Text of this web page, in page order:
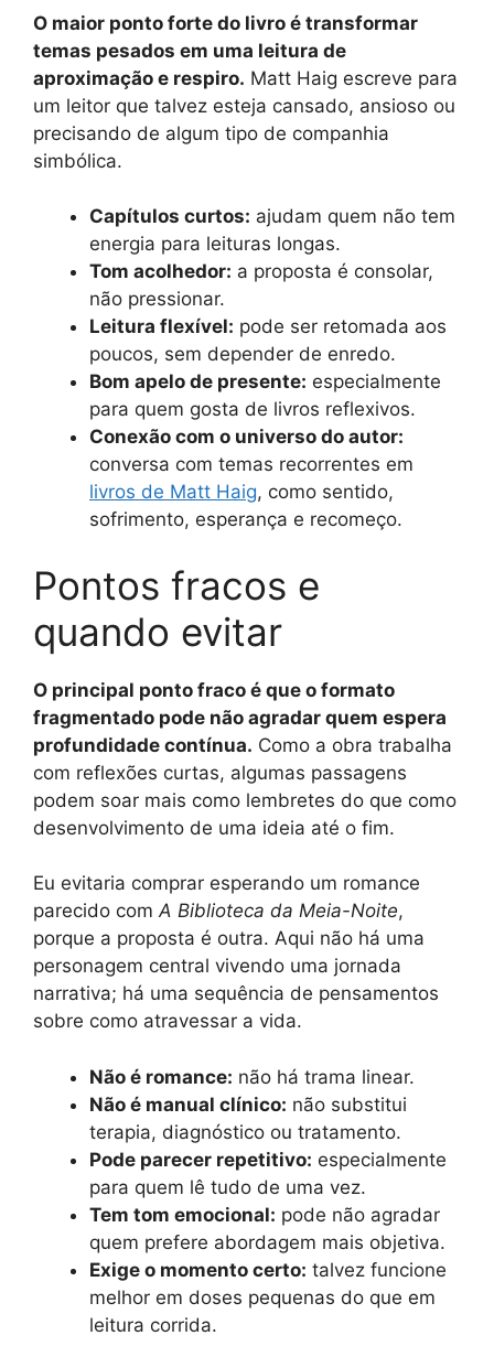
O maior ponto forte do livro é transformar
temas pesados em uma leitura de
aproximação e respiro. Matt Haig escreve para
um leitor que talvez esteja cansado, ansioso ou
precisando de algum tipo de companhia
simbólica.
Capítulos curtos: ajudam quem não tem
energia para leituras longas.
Tom acolhedor: a proposta é consolar,
não pressionar.
Leitura flexível: pode ser retomada aos
poucos, sem depender de enredo.
Bom apelo de presente: especialmente
para quem gosta de livros reflexivos.
Conexão com o universo do autor:
conversa com temas recorrentes em
livros de Matt Haig, como sentido,
sofrimento, esperança e recomeço.
Pontos fracos e
quando evitar
O principal ponto fraco é que o formato
fragmentado pode não agradar quem espera
profundidade contínua. Como a obra trabalha
com reflexões curtas, algumas passagens
podem soar mais como lembretes do que como
desenvolvimento de uma ideia até o fim.
Eu evitaria comprar esperando um romance
parecido comA Biblioteca da Meia-Noite,
porque a proposta é outra. Aqui não há uma
personagem central vivendo uma jornada
narrativa; há uma sequência de pensamentos
sobre como atravessar a vida.
Não é romance: não há trama linear.
Não é manual clínico: não substitui
terapia, diagnóstico ou tratamento.
Pode parecer repetitivo: especialmente
para quem lê tudo de uma vez.
Tem tom emocional: pode não agradar
quem prefere abordagem mais objetiva.
Exige o momento certo: talvez funcione
melhor em doses pequenas do que em
leitura corrida.